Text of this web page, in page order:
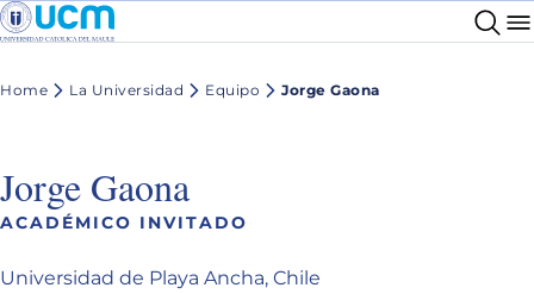
Home La Universidad Equipo Jorge Gaona
Jorge Gaona
ACADÉMICO INVITADO
Universidad de Playa Ancha, Chile